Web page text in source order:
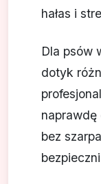
hałas i
Dla psów
dotyk
naprawdę
bez